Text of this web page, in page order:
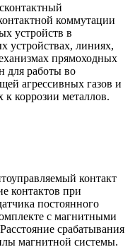
коммутации
устройств в
устройствах, линиях,
прямоходных
для работы во
агрессивных газов и
коррозии металлов.
контакт
контактов при
постоянного
с магнитными
срабатывания
магнитной системы.